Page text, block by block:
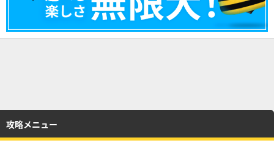
攻略メニュー